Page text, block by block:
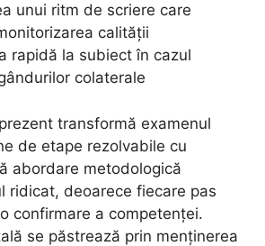
unui ritm de scriere care
calității
rapidă la subiect în cazul
colaterale
transformă examenul
de etape rezolvabile cu
abordare metodologică
ridicat, deoarece fiecare pas
confirmare a competenței.
se păstrează prin menținerea